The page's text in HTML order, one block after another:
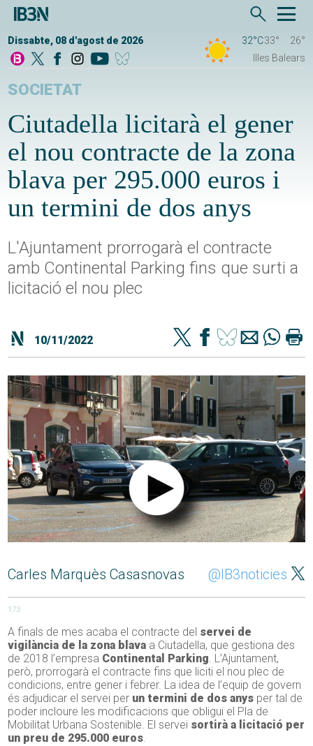
Dissabte, 08 d'agost de 2026 32°C33°
26°
Illes Balears
SOCIETAT
Ciutadella licitarà el gener
el nou contracte de la zona
blava per 295.000 euros i
un termini de dos anys
L'Ajuntament prorrogarà el contracte
amb Continental Parking fins que surti a
licitació el nou plec
10/11/2022
Carles Marquès Casasnovas @IB3noticies
173
A finals de mes acaba el contracte del servei de
vigilància de la zona blava a Ciutadella, que gestiona des
de 2018 l’empresa Continental Parking. L’Ajuntament,
però, prorrogarà el contracte fins que liciti el nou plec de
condicions, entre gener i febrer. La idea de l’equip de govern
és adjudicar el servei per un termini de dos anys per tal de
poder incloure les modificacions que obligui el Pla de
Mobilitat Urbana Sostenible. El servei sortirà a licitació per
un preu de 295.000 euros.